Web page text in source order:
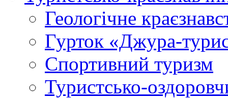
Геологічне
Гурток «Джура-
Спортивний туризм
Туристсько-